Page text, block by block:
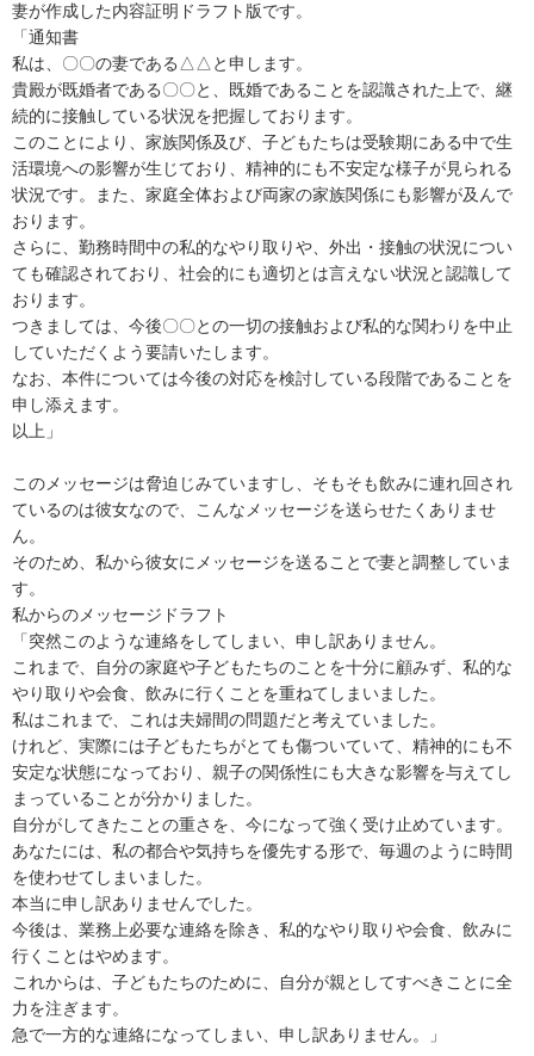
妻が作成した内容証明ドラフト版です。
「通知書
私は、〇〇の妻である△△と申します。
貴殿が既婚者である〇〇と、既婚であることを認識された上で、継
続的に接触している状況を把握しております。
このことにより、家族関係及び、子どもたちは受験期にある中で生
活環境への影響が生じており、精神的にも不安定な様子が見られる
状況です。また、家庭全体および両家の家族関係にも影響が及んで
おります。
さらに、勤務時間中の私的なやり取りや、外出・接触の状況につい
ても確認されており、社会的にも適切とは言えない状況と認識して
おります。
つきましては、今後〇〇との一切の接触および私的な関わりを中止
していただくよう要請いたします。
なお、本件については今後の対応を検討している段階であることを
申し添えます。
以上」
このメッセージは脅迫じみていますし、そもそも飲みに連れ回され
ているのは彼女なので、こんなメッセージを送らせたくありませ
ん。
そのため、私から彼女にメッセージを送ることで妻と調整していま
す。
私からのメッセージドラフト
「突然このような連絡をしてしまい、申し訳ありません。
これまで、自分の家庭や子どもたちのことを十分に顧みず、私的な
やり取りや会食、飲みに行くことを重ねてしまいました。
私はこれまで、これは夫婦間の問題だと考えていました。
けれど、実際には子どもたちがとても傷ついていて、精神的にも不
安定な状態になっており、親子の関係性にも大きな影響を与えてし
まっていることが分かりました。
自分がしてきたことの重さを、今になって強く受け止めています。
あなたには、私の都合や気持ちを優先する形で、毎週のように時間
を使わせてしまいました。
本当に申し訳ありませんでした。
今後は、業務上必要な連絡を除き、私的なやり取りや会食、飲みに
行くことはやめます。
これからは、子どもたちのために、自分が親としてすべきことに全
力を注ぎます。
急で一方的な連絡になってしまい、申し訳ありません。」